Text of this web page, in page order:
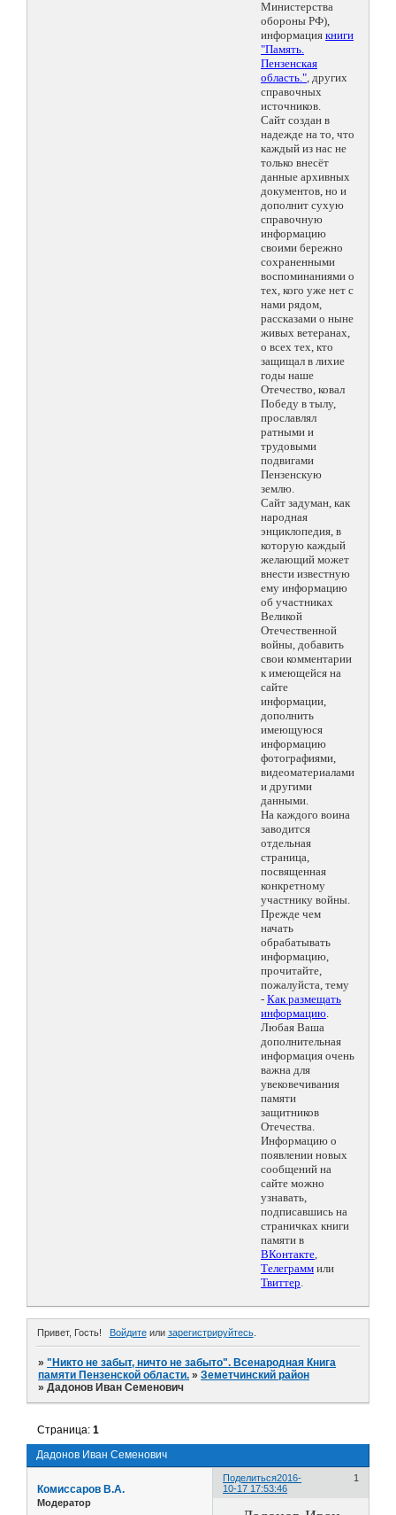
Министерства
обороны РФ),
информация книги
"Память.
Пензенская
область.", других
справочных
источников.
Сайт создан в
надежде на то, что
каждый из нас не
только внесёт
данные архивных
документов, но и
дополнит сухую
справочную
информацию
своими бережно
сохраненными
воспоминаниями о
тех, кого уже нет с
нами рядом,
рассказами о ныне
живых ветеранах,
о всех тех, кто
защищал в лихие
годы наше
Отечество, ковал
Победу в тылу,
прославлял
ратными и
трудовыми
подвигами
Пензенскую
землю.
Сайт задуман, как
народная
энциклопедия, в
которую каждый
желающий может
внести известную
ему информацию
об участниках
Великой
Отечественной
войны, добавить
свои комментарии
к имеющейся на
сайте
информации,
дополнить
имеющуюся
информацию
фотографиями,
видеоматериалами
и другими
данными.
На каждого воина
заводится
отдельная
страница,
посвященная
конкретному
участнику войны.
Прежде чем
начать
обрабатывать
информацию,
прочитайте,
пожалуйста, тему
- Как размещать
информацию.
Любая Ваша
дополнительная
информация очень
важна для
увековечивания
памяти
защитников
Отечества.
Информацию о
появлении новых
сообщений на
сайте можно
узнавать,
подписавшись на
страничках книги
памяти в
ВКонтакте,
Телеграмм или
Твиттер.
Привет, Гость! Войдитеили зарегистрируйтесь.
»"Никто не забыт, ничто не забыто". Всенародная Книга
памяти Пензенской области. »Земетчинский район
»Дадонов Иван Семенович
Дадонов Иван Семенович
Страница:1
Поделиться 1
2016-
10-17 17:53:46
Комиссаров В.А.
Модератор